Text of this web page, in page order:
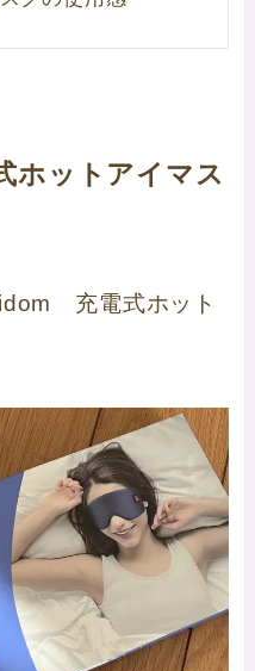
ホットアイマス
充電式ホット